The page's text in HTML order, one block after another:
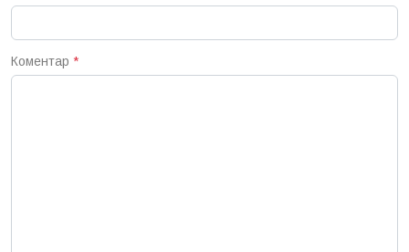
Коментар *